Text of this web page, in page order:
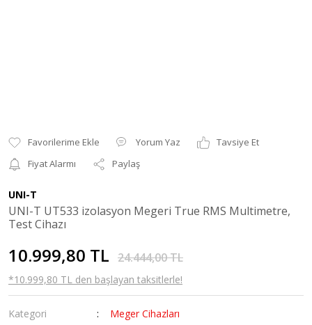
Yorum Yaz
Tavsiye Et
Fiyat Alarmı
Paylaş
UNI-T
UNI-T UT533 izolasyon Megeri True RMS Multimetre,
Test Cihazı
10.999,80 TL 24.444,00 TL
*10.999,80 TL den başlayan taksitlerle!
Kategori
Meger Cihazları